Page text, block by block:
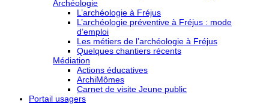
Archéologie
L’archéologie à Fréjus
L’archéologie préventive à Fréjus : mode
d’emploi
Les métiers de l’archéologie à Fréjus
Quelques chantiers récents
Médiation
Actions éducatives
ArchiMômes
Carnet de visite Jeune public
Portail usagers